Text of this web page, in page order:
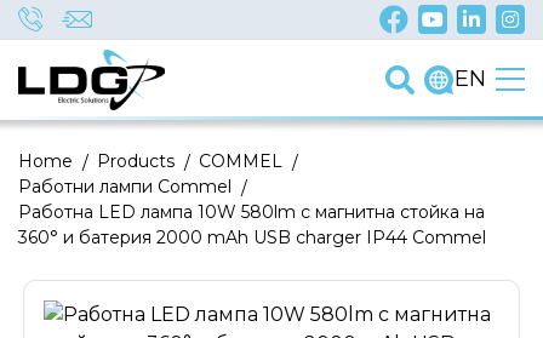
EN
/
Home /
Products /
COMMEL
/
Работни лампи Commel
Работна LED лампа 10W 580lm с магнитна стойка на
360° и батерия 2000 mAh USB charger IP44 Commel